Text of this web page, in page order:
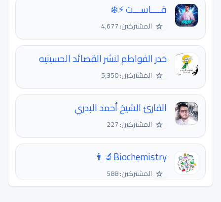
فــــاســـت ⚡❄️
☆ المشتركين: 4,677
خدر الفواطم لنشر القصائد الحسينيه
☆ المشتركين: 5,350
القارئ الشيخ أحمد البدري
☆ المشتركين: 227
Biochemistry👨‍🔬
☆ المشتركين: 588